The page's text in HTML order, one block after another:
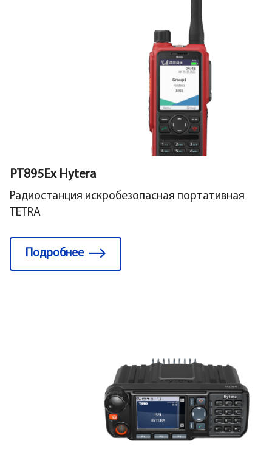
PT895Ex Hytera
Радиостанция искробезопасная портативная
TETRA
Подробнее